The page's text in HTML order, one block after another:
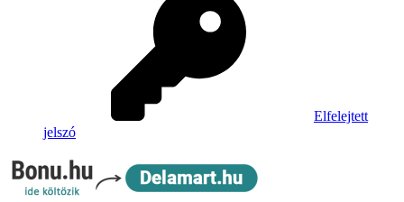
Elfelejtett
jelszó